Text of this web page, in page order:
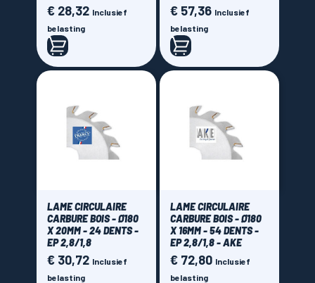
Prijs
€ 28,32 Inclusief
belasting
Prijs
€ 57,36 Inclusief
belasting
LAME CIRCULAIRE
CARBURE BOIS - Ø180
X 20MM - 24 DENTS -
EP 2,8/1,8
Prijs
€ 30,72 Inclusief
belasting
LAME CIRCULAIRE
CARBURE BOIS - Ø180
X 16MM - 54 DENTS -
EP 2,8/1,8 - AKE
Prijs
€ 72,80 Inclusief
belasting